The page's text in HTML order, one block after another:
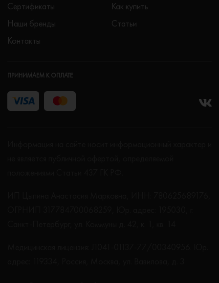
Сертификаты
Наши бренды
Контакты
Как купить
Статьи
ПРИНИМАЕМ К ОПЛАТЕ